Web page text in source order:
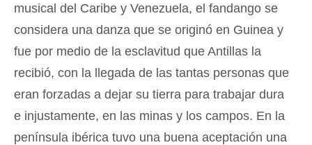
musical del Caribe y Venezuela, el fandango se
considera una danza que se originó en Guinea y
fue por medio de la esclavitud que Antillas la
recibió, con la llegada de las tantas personas que
eran forzadas a dejar su tierra para trabajar dura
e injustamente, en las minas y los campos. En la
península ibérica tuvo una buena aceptación una